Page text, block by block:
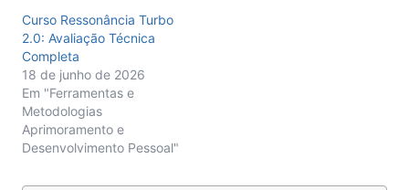
Curso Ressonância Turbo
2.0: Avaliação Técnica
Completa
18 de junho de 2026
Em "Ferramentas e
Metodologias
Aprimoramento e
Desenvolvimento Pessoal"